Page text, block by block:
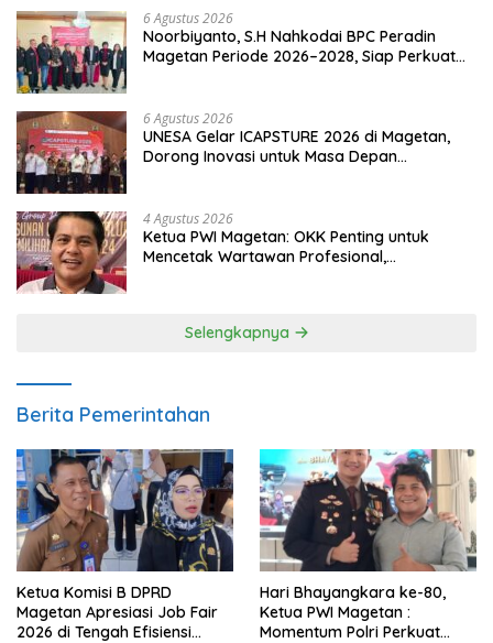
6 Agustus 2026
Noorbiyanto, S.H Nahkodai BPC Peradin
Magetan Periode 2026–2028, Siap Perkuat
6 Agustus 2026
UNESA Gelar ICAPSTURE 2026 di Magetan,
Dorong Inovasi untuk Masa Depan
4 Agustus 2026
Ketua PWI Magetan: OKK Penting untuk
Mencetak Wartawan Profesional,
Selengkapnya
Berita Pemerintahan
Ketua Komisi B DPRD
Magetan Apresiasi Job Fair
2026 di Tengah Efisiensi
Hari Bhayangkara ke-80,
Ketua PWI Magetan :
Momentum Polri Perkuat